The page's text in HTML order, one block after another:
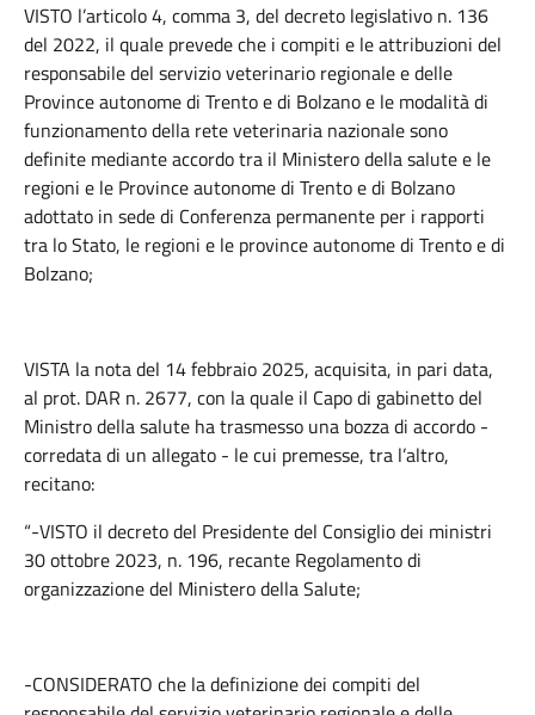
VISTO l’articolo 4, comma 3, del decreto legislativo n. 136
del 2022, il quale prevede che i compiti e le attribuzioni del
responsabile del servizio veterinario regionale e delle
Province autonome di Trento e di Bolzano e le modalità di
funzionamento della rete veterinaria nazionale sono
definite mediante accordo tra il Ministero della salute e le
regioni e le Province autonome di Trento e di Bolzano
adottato in sede di Conferenza permanente per i rapporti
tra lo Stato, le regioni e le province autonome di Trento e di
Bolzano;
VISTA la nota del 14 febbraio 2025, acquisita, in pari data,
al prot. DAR n. 2677, con la quale il Capo di gabinetto del
Ministro della salute ha trasmesso una bozza di accordo -
corredata di un allegato - le cui premesse, tra l’altro,
recitano:
“-VISTO il decreto del Presidente del Consiglio dei ministri
30 ottobre 2023, n. 196, recante Regolamento di
organizzazione del Ministero della Salute;
-CONSIDERATO che la definizione dei compiti del